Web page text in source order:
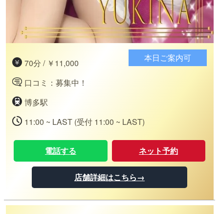
70分 / ￥11,000
口コミ：募集中！
博多駅
11:00 ~ LAST (受付 11:00 ~ LAST)
本日ご案内可
電話する ネット予約
店舗詳細はこちら→